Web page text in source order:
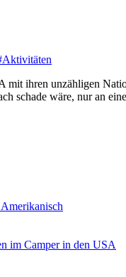
Aktivitäten
ihren unzähligen
schade wäre, nur an
im Camper in den USA